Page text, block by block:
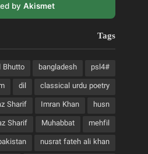
by Akismet
Tags
#psl4
bangladesh
Bhutto
classical urdu poetry
dil
husn
Imran Khan
Sharif
mehfil
Muhabbat
Sharif
nusrat fateh ali khan